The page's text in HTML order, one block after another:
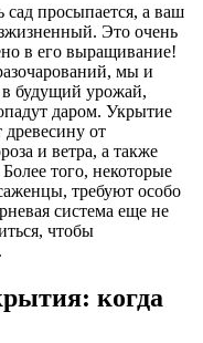
сад просыпается, а ваш
Это очень
в его выращивание!
мы и
будущий урожай,
даром. Укрытие
от
и ветра, а также
того, некоторые
требуют особо
система еще не
чтобы
когда